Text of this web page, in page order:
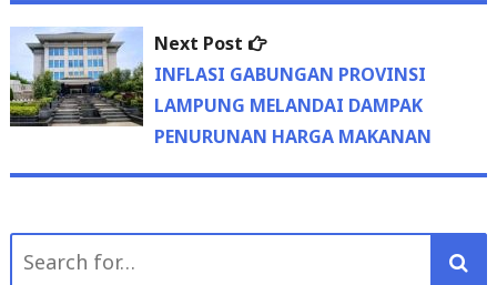
Next Post
Next
post:
INFLASI GABUNGAN PROVINSI
LAMPUNG MELANDAI DAMPAK
PENURUNAN HARGA MAKANAN
Search